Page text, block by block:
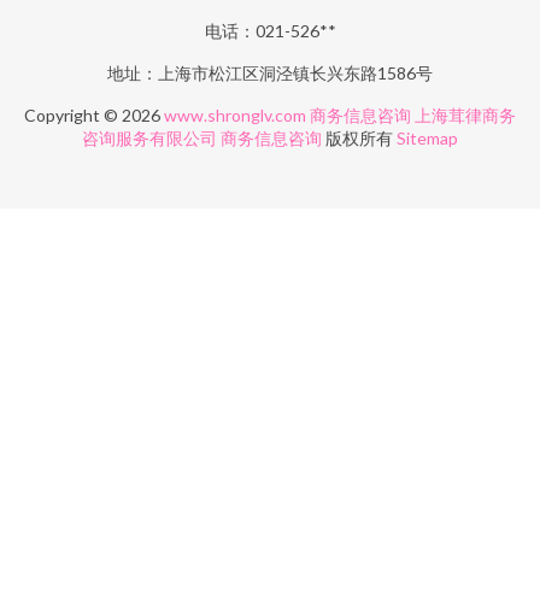
电话：021-526**
地址：上海市松江区洞泾镇长兴东路1586号
Copyright © 2026www.shronglv.com 商务信息咨询 上海茸律商务
咨询服务有限公司 商务信息咨询 版权所有Sitemap